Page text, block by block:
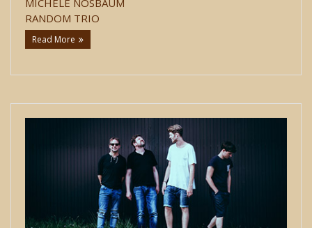
MICHÈLE NOSBAUM
RANDOM TRIO
Read More